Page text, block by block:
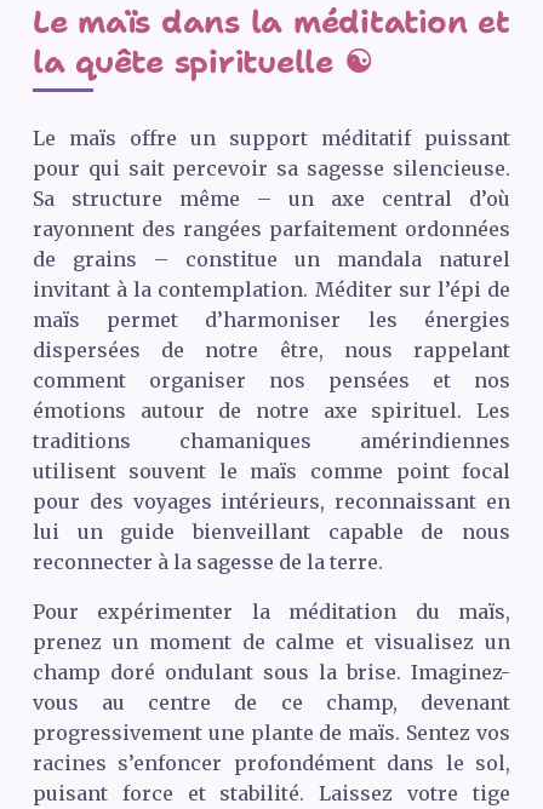
Le maïs dans la méditation et
la quête spirituelle ☯️
Le maïs offre un support méditatif puissant
pour qui sait percevoir sa sagesse silencieuse.
Sa structure même – un axe central d’où
rayonnent des rangées parfaitement ordonnées
de grains – constitue un mandala naturel
invitant à la contemplation. Méditer sur l’épi de
maïs permet d’harmoniser les énergies
dispersées de notre être, nous rappelant
comment organiser nos pensées et nos
émotions autour de notre axe spirituel. Les
traditions chamaniques amérindiennes
utilisent souvent le maïs comme point focal
pour des voyages intérieurs, reconnaissant en
lui un guide bienveillant capable de nous
reconnecter à la sagesse de la terre.
Pour expérimenter la méditation du maïs,
prenez un moment de calme et visualisez un
champ doré ondulant sous la brise. Imaginez-
vous au centre de ce champ, devenant
progressivement une plante de maïs. Sentez vos
racines s’enfoncer profondément dans le sol,
puisant force et stabilité. Laissez votre tige